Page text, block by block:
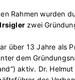
Rahmen wurden
zwei
über 13 Jahre als
dem
aktiv. Dr.